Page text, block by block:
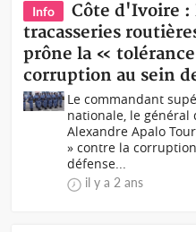
Info
Côte d'Ivoire :
tracasseries
prône la «
corruption au sein
Le commandant
nationale, le général
Alexandre Apalo
» contre la
défense...
il y a 2 ans